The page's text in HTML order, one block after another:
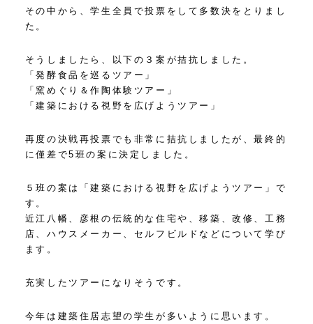
その中から、学生全員で投票をして多数決をとりまし
た。
そうしましたら、以下の３案が拮抗しました。
「発酵食品を巡るツアー」
「窯めぐり＆作陶体験ツアー」
「建築における視野を広げようツアー」
再度の決戦再投票でも非常に拮抗しましたが、最終的
に僅差で5班の案に決定しました。
５班の案は「建築における視野を広げようツアー」で
す。
近江八幡、彦根の伝統的な住宅や、移築、改修、工務
店、ハウスメーカー、セルフビルドなどについて学び
ます。
充実したツアーになりそうです。
今年は建築住居志望の学生が多いように思います。